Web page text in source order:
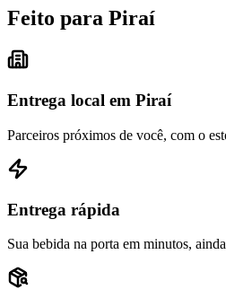
Feito para Piraí
Entrega local em Piraí
Parceiros próximos de você, com o
Entrega rápida
Sua bebida na porta em minutos,